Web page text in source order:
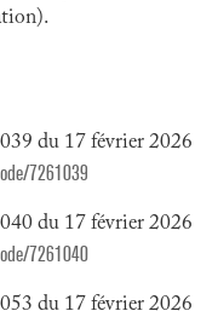
du 17 février 2026
7261039
du 17 février 2026
7261040
du 17 février 2026